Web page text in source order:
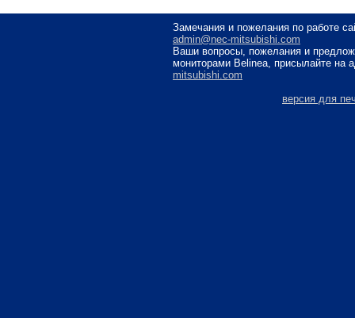
Замечания и пожелания по работе
admin@nec-mitsubishi.com
Ваши вопросы, пожелания и
мониторами Belinea, присылайте на
mitsubishi.com
версия для